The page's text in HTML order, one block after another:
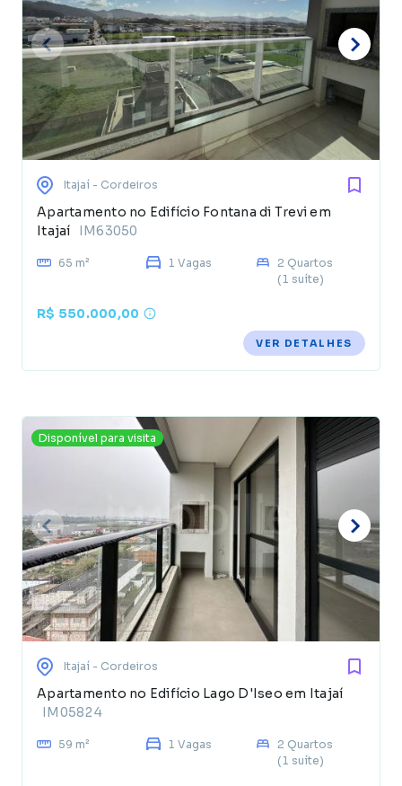
Itajaí - Cordeiros
Apartamento no Edifício Fontana di Trevi em
Itajaí
IM63050
65 m² 1 Vagas
2 Quartos
(1 suíte)
R$ 550.000,00
VER DETALHES
Disponível para visita
Itajaí - Cordeiros
Apartamento no Edifício Lago D'Iseo em Itajaí
IM05824
59 m² 1 Vagas
2 Quartos
(1 suíte)